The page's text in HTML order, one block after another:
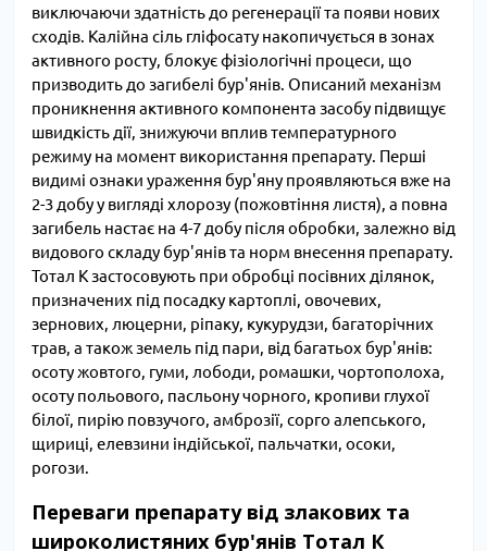
виключаючи здатність до регенерації та появи нових
сходів. Калійна сіль гліфосату накопичується в зонах
активного росту, блокує фізіологічні процеси, що
призводить до загибелі бур'янів. Описаний механізм
проникнення активного компонента засобу підвищує
швидкість дії, знижуючи вплив температурного
режиму на момент використання препарату. Перші
видимі ознаки ураження бур'яну проявляються вже на
2-3 добу у вигляді хлорозу (пожовтіння листя), а повна
загибель настає на 4-7 добу після обробки, залежно від
видового складу бур'янів та норм внесення препарату.
Тотал К застосовують при обробці посівних ділянок,
призначених під посадку картоплі, овочевих,
зернових, люцерни, ріпаку, кукурудзи, багаторічних
трав, а також земель під пари, від багатьох бур'янів:
осоту жовтого, гуми, лободи, ромашки, чортополоха,
осоту польового, пасльону чорного, кропиви глухої
білої, пирію повзучого, амброзії, сорго алепського,
щириці, елевзини індійської, пальчатки, осоки,
рогози.
Переваги препарату від злакових та
широколистяних бур'янів Тотал К